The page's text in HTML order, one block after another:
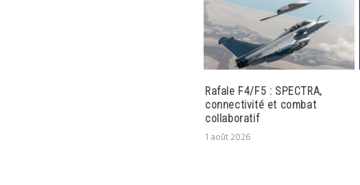
Rafale F4/F5 : SPECTRA,
connectivité et combat
collaboratif
1 août 2026